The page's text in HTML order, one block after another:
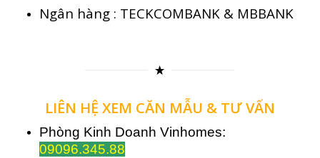
Ngân hàng : TECKCOMBANK & MBBANK
LIÊN HỆ XEM CĂN MẪU & TƯ VẤN
Phòng Kinh Doanh Vinhomes:
09096.345.88